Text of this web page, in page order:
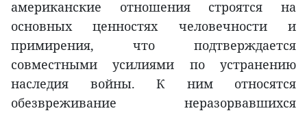
американские отношения строятся на
основных ценностях человечности и
примирения, что подтверждается
совместными усилиями по устранению
наследия войны. К ним относятся
обезвреживание неразорвавшихся